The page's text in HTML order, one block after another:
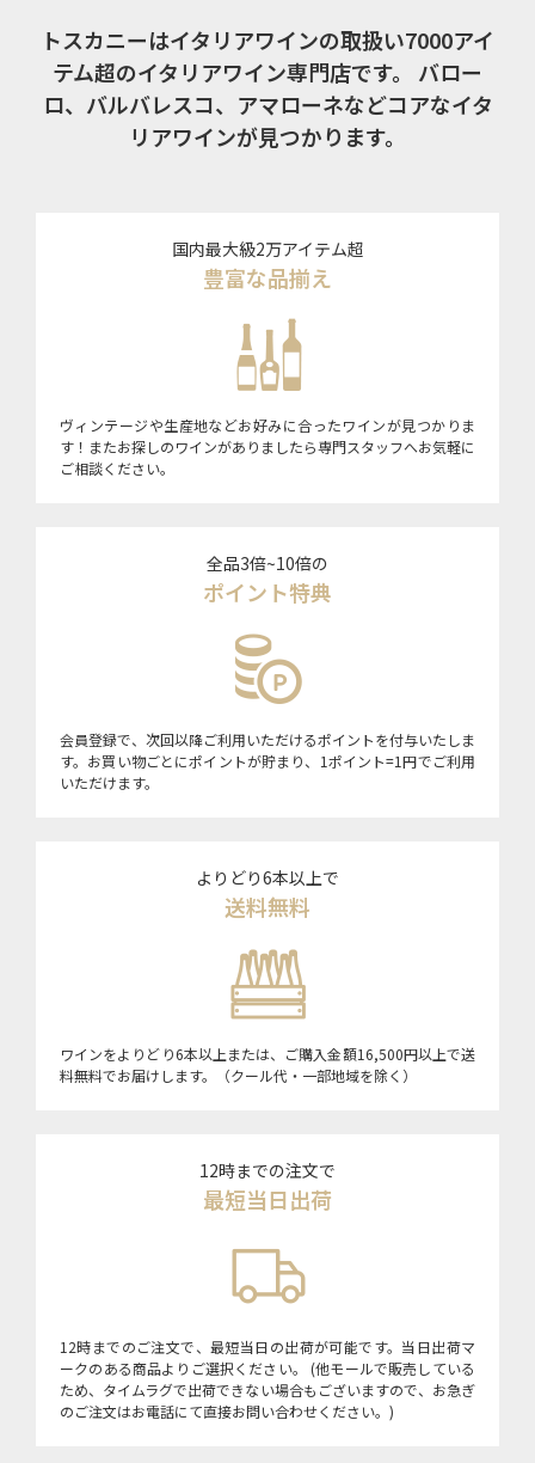
トスカニーはイタリアワインの取扱い7000アイ
テム超のイタリアワイン専門店です。
バロー
ロ、バルバレスコ、アマローネなどコアなイタ
リアワインが見つかります。
国内最大級2万アイテム超
豊富な品揃え
ヴィンテージや生産地などお好みに合ったワインが見つかりま
す！またお探しのワインがありましたら専門スタッフへお気軽に
ご相談ください。
全品3倍~10倍の
ポイント特典
会員登録で、次回以降ご利用いただけるポイントを付与いたしま
す。お買い物ごとにポイントが貯まり、1ポイント=1円でご利用
いただけます。
よりどり6本以上で
送料無料
ワインをよりどり6本以上または、ご購入金額16,500円以上で送
料無料でお届けします。（クール代・一部地域を除く）
12時までの注文で
最短当日出荷
12時までのご注文で、最短当日の出荷が可能です。当日出荷マ
ークのある商品よりご選択ください。 (他モールで販売している
ため、タイムラグで出荷できない場合もございますので、お急ぎ
のご注文はお電話にて直接お問い合わせください。)